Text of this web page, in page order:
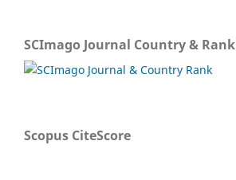
SCImago Journal Country & Rank
Scopus CiteScore